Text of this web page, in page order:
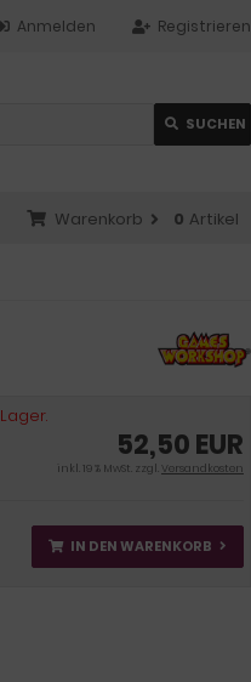
Registrieren
Anmelden
SUCHEN
Warenkorb 0 Artikel
52,50 EUR
inkl. 19 % MwSt. zzgl.Versandkosten
IN DEN WARENKORB